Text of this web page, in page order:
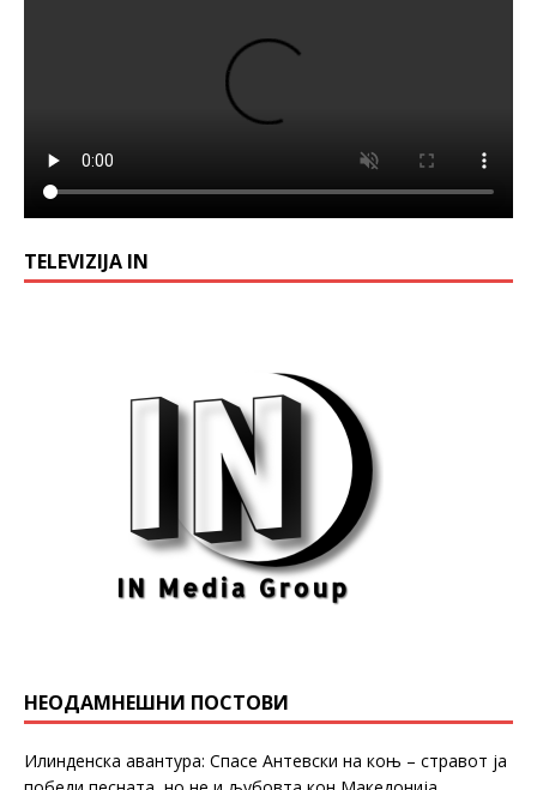
TELEVIZIJA IN
НЕОДАМНЕШНИ ПОСТОВИ
Илинденска авантура: Спасе Антевски на коњ – стравот ја